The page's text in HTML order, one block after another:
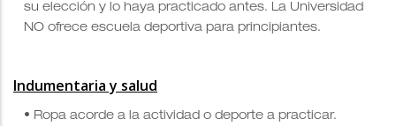
su elección y lo haya practicado antes. La Universidad
NO ofrece escuela deportiva para principiantes.
Indumentaria y salud
• Ropa acorde a la actividad o deporte a practicar.